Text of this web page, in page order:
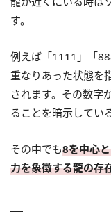
す。
例えば「1111」「
重なりあった状態を
されます。その数字
ることを暗示してい
その中でも8を中心
力を象徴する龍の存